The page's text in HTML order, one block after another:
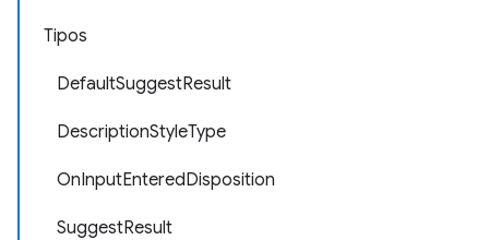
Tipos
DefaultSuggestResult
DescriptionStyleType
OnInputEnteredDisposition
SuggestResult